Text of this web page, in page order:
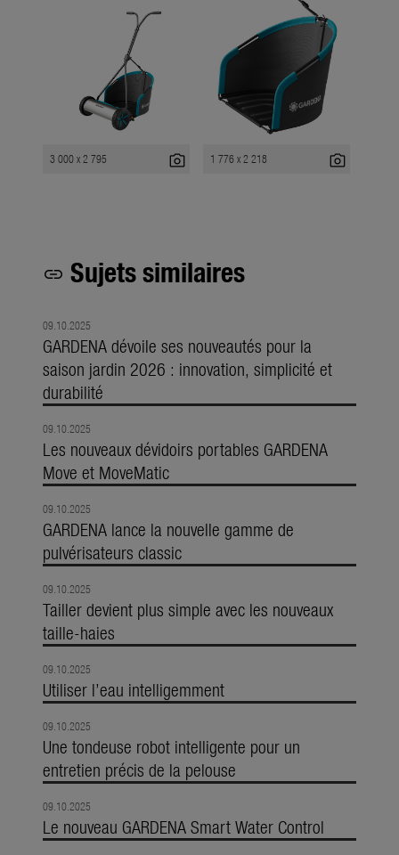
3 000 x 2 795 photo_camera 1 776 x 2 218 photo_camera
link Sujets similaires
09.10.2025
GARDENA dévoile ses nouveautés pour la
saison jardin 2026 : innovation, simplicité et
durabilité
09.10.2025
Les nouveaux dévidoirs portables GARDENA
Move et MoveMatic
09.10.2025
GARDENA lance la nouvelle gamme de
pulvérisateurs classic
09.10.2025
Tailler devient plus simple avec les nouveaux
taille-haies
09.10.2025
Utiliser l’eau intelligemment
09.10.2025
Une tondeuse robot intelligente pour un
entretien précis de la pelouse
09.10.2025
Le nouveau GARDENA Smart Water Control